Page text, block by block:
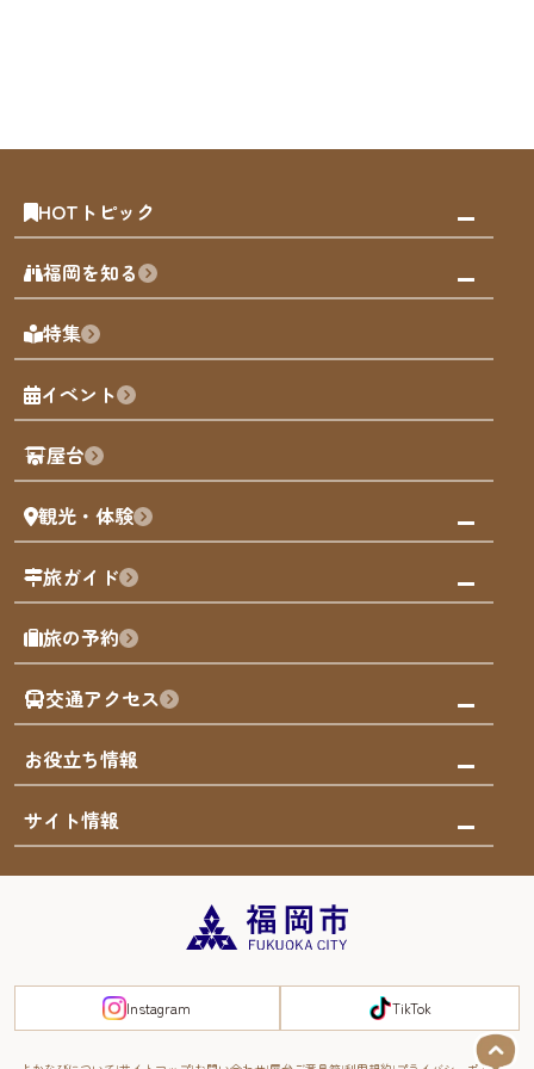
HOTトピック
みんなの旅行記
天神エリア
博多旧市街
福岡城
歴史・文化
福岡を知る
福岡の見どころ
福岡の魅力
観光カレンダー
観光PR動画
まち歩き
福岡グルメ
福岡を楽しむ
福岡のアート
福岡のナイトタイム
福岡の歴史・文化
サステナブルツーリズム
福岡検定
よかなび音声ガイド
FUKUOKA EAST&WEST COAST
特集
イベント
屋台
観光・体験
観る・遊ぶ
屋台
買う
体験
泊まる
旅ガイド
モデルコース
AIおまかせコース
オリジナルプラン
みんなの旅行記
旅の予約
交通アクセス
市内交通ガイド
お得なチケット
お役立ち情報
お知らせ
災害情報
サイト情報
まち歩き・体験プログラム掲載申込
Instagram TikTok